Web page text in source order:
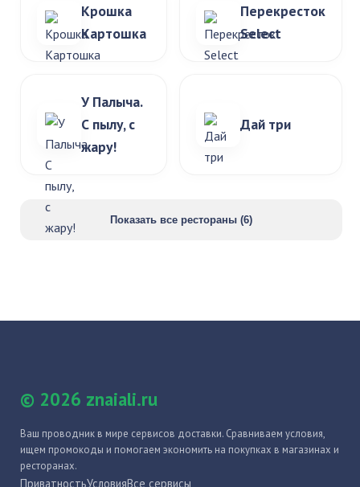
Крошка
Картошка
Перекресток
Select
У Палыча.
С пылу, с
жару!
Дай три
Показать все рестораны (6)
© 2026 znaiali.ru
Ваш проводник в мире сервисов доставки. Сравниваем условия,
ищем промокоды и помогаем экономить на покупках в магазинах и
ресторанах.
ПриватностьУсловияВсе сервисы